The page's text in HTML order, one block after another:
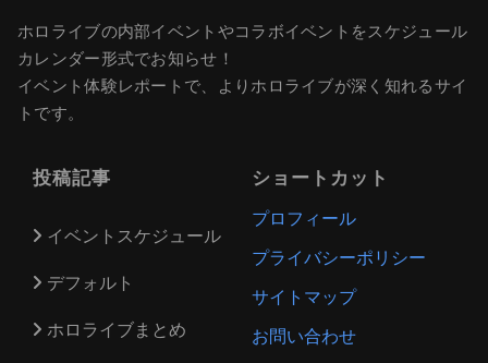
ホロライブの内部イベントやコラボイベントをスケジュール
カレンダー形式でお知らせ！
イベント体験レポートで、よりホロライブが深く知れるサイ
トです。
投稿記事
イベントスケジュール
デフォルト
ホロライブまとめ
ショートカット
プロフィール
プライバシーポリシー
サイトマップ
お問い合わせ